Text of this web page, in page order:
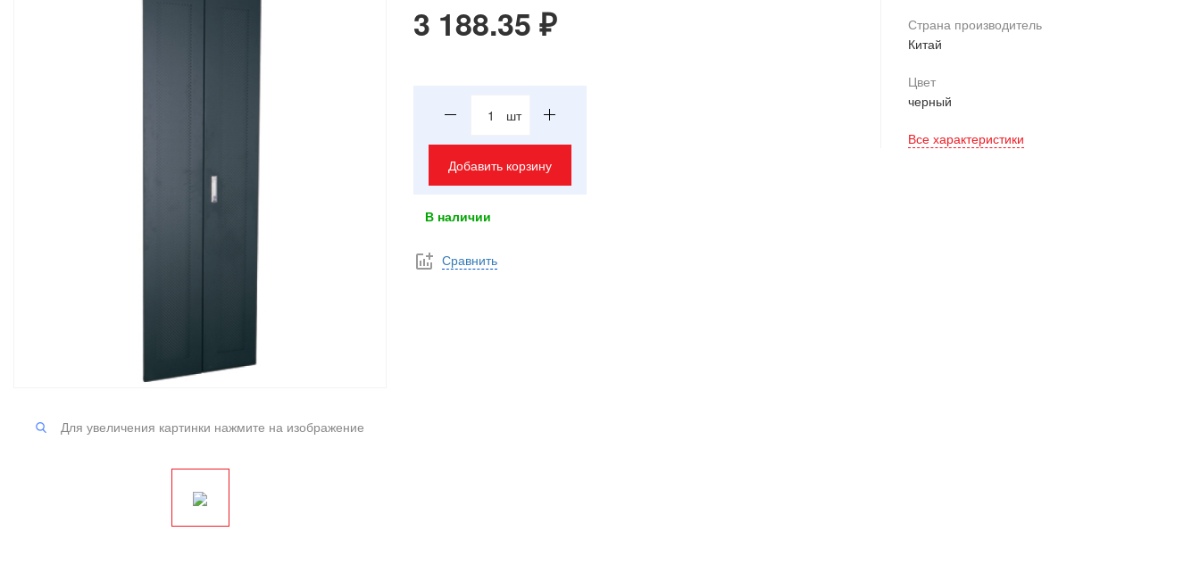
Для увеличения картинки нажмите на изображение
3 188.35 ₽
шт
Добавить корзину
В наличии
Сравнить
Страна производитель
Китай
Цвет
черный
Все характеристики